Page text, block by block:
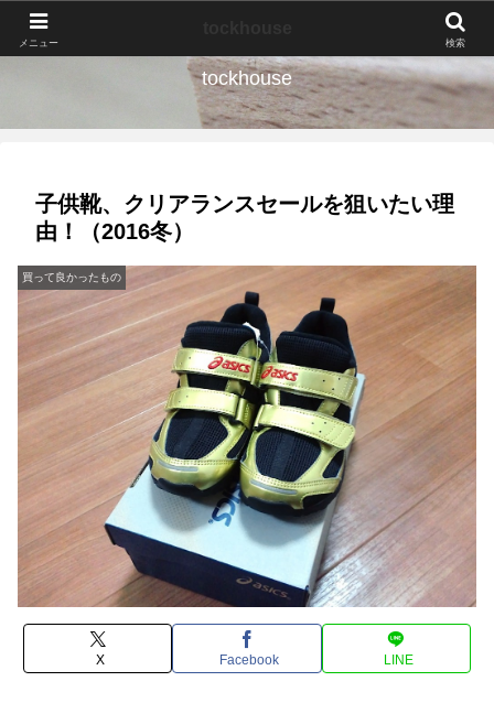
tockhouse
子供靴、クリアランスセールを狙いたい理
由！（2016冬）
買って良かったもの
X Facebook LINE
メニュー 検索